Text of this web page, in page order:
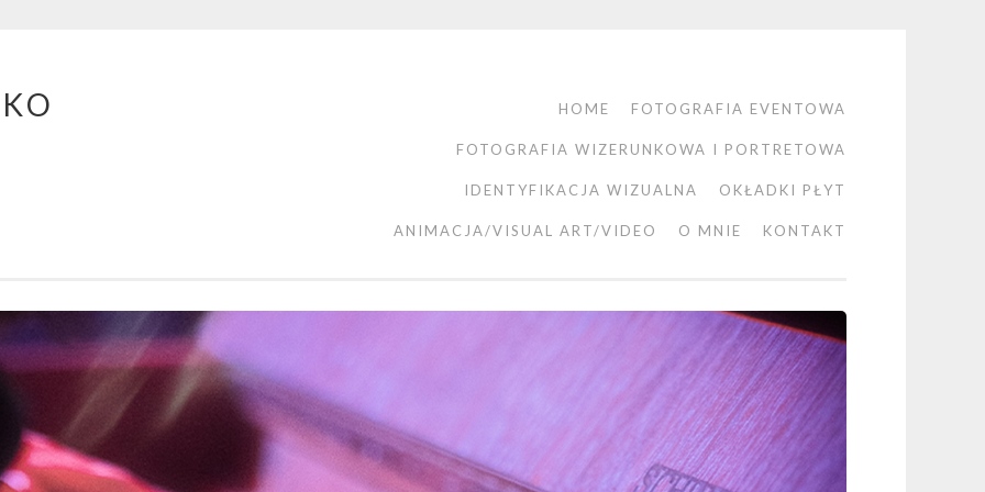
HOME FOTOGRAFIA EVENTOWA
FOTOGRAFIA WIZERUNKOWA I PORTRETOWA
IDENTYFIKACJA WIZUALNA OKŁADKI PŁYT
ANIMACJA/VISUAL ART/VIDEO O MNIE KONTAKT